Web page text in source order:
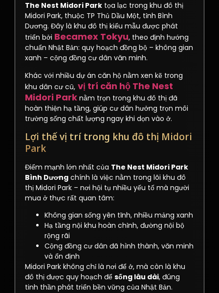
The Nest Midori Park tọa lạc trong khu đô thị
Midori Park, thuộc TP Thủ Dầu Một, tỉnh Bình
Dương. Đây là khu đô thị kiểu mẫu được phát
triển bởi Becamex Tokyu, theo định hướng
chuẩn Nhật Bản: quy hoạch đồng bộ – không gian
xanh – cộng đồng cư dân văn minh.
Khác với nhiều dự án căn hộ nằm xen kẽ trong
khu dân cư cũ, vị trí căn hộ The Nest
Midori Park nằm trọn trong khu đô thị đã
hoàn thiện hạ tầng, giúp cư dân hưởng trọn môi
trường sống chất lượng ngay khi dọn vào ở.
Lợi thế vị trí trong khu đô thị Midori
Park
Điểm mạnh lớn nhất của The Nest Midori Park
Bình Dương chính là việc nằm trong lõi khu đô
thị Midori Park – nơi hội tụ nhiều yếu tố mà người
mua ở thực rất quan tâm:
Không gian sống yên tĩnh, nhiều mảng xanh
Hạ tầng nội khu hoàn chỉnh, đường nội bộ
rộng rãi
Cộng đồng cư dân đã hình thành, văn minh
và ổn định
Midori Park không chỉ là nơi để ở, mà còn là khu
đô thị được quy hoạch để sống lâu dài, đúng
tinh thần phát triển bền vững của Nhật Bản.